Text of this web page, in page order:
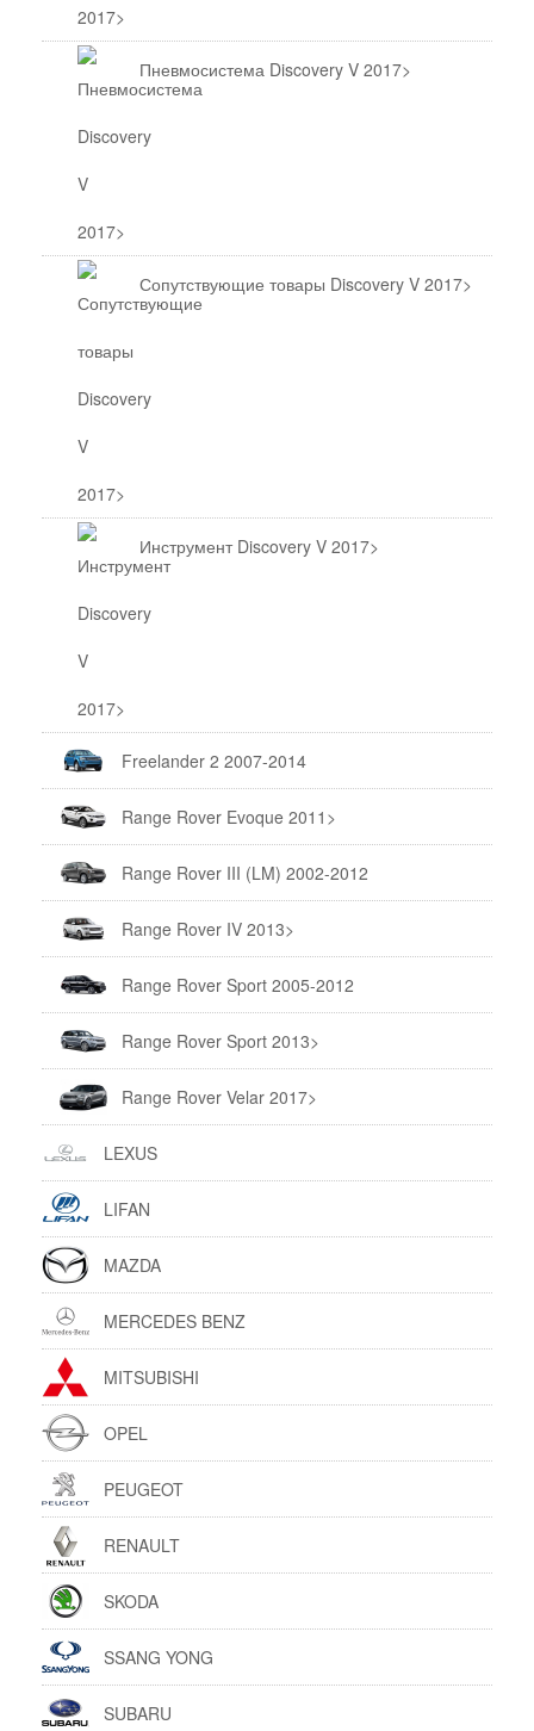
Пневмосистема Discovery V 2017>
Сопутствующие товары Discovery V 2017>
Инструмент Discovery V 2017>
Freelander 2 2007-2014
Range Rover Evoque 2011>
Range Rover III (LM) 2002-2012
Range Rover IV 2013>
Range Rover Sport 2005-2012
Range Rover Sport 2013>
Range Rover Velar 2017>
LEXUS
LIFAN
MAZDA
MERCEDES BENZ
MITSUBISHI
OPEL
PEUGEOT
RENAULT
SKODA
SSANG YONG
SUBARU